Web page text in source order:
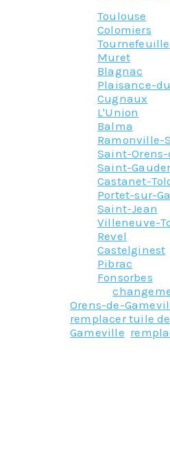
Toulouse
Colomiers
Tournefeuille
Muret
Blagnac
Plaisance-
Cugnaux
L'Union
Balma
Ramonville-
Saint-
Saint-
Castanet-
Portet-sur-
Saint-Jean
Villeneuve-
Revel
Castelginest
Pibrac
Fonsorbes
Tagged
Orens-de-
remplacer tuile
Gameville